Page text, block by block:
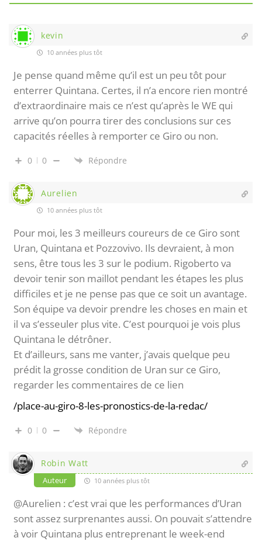
kevin
10 années plus tôt
Je pense quand même qu’il est un peu tôt pour
enterrer Quintana. Certes, il n’a encore rien montré
d’extraordinaire mais ce n’est qu’après le WE qui
arrive qu’on pourra tirer des conclusions sur ces
capacités réelles à remporter ce Giro ou non.
0 0 Répondre
Aurelien
10 années plus tôt
Pour moi, les 3 meilleurs coureurs de ce Giro sont
Uran, Quintana et Pozzovivo. Ils devraient, à mon
sens, être tous les 3 sur le podium. Rigoberto va
devoir tenir son maillot pendant les étapes les plus
difficiles et je ne pense pas que ce soit un avantage.
Son équipe va devoir prendre les choses en main et
il va s’esseuler plus vite. C’est pourquoi je vois plus
Quintana le détrôner.
Et d’ailleurs, sans me vanter, j’avais quelque peu
prédit la grosse condition de Uran sur ce Giro,
regarder les commentaires de ce lien
/place-au-giro-8-les-pronostics-de-la-redac/
0 0 Répondre
Robin Watt
Auteur 10 années plus tôt
@Aurelien : c’est vrai que les performances d’Uran
sont assez surprenantes aussi. On pouvait s’attendre
à voir Quintana plus entreprenant le week-end